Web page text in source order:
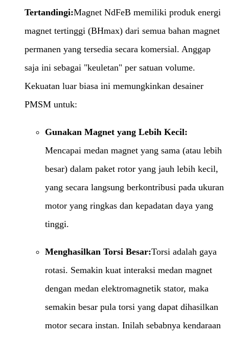
Tertandingi:​Magnet NdFeB memiliki produk energi
magnet tertinggi (BHmax) dari semua bahan magnet
permanen yang tersedia secara komersial. Anggap
saja ini sebagai "keuletan" per satuan volume.
Kekuatan luar biasa ini memungkinkan desainer
PMSM untuk:
Gunakan Magnet yang Lebih Kecil:​
Mencapai medan magnet yang sama (atau lebih
besar) dalam paket rotor yang jauh lebih kecil,
yang secara langsung berkontribusi pada ukuran
motor yang ringkas dan kepadatan daya yang
tinggi.
Menghasilkan Torsi Besar:​Torsi adalah gaya
rotasi. Semakin kuat interaksi medan magnet
dengan medan elektromagnetik stator, maka
semakin besar pula torsi yang dapat dihasilkan
motor secara instan. Inilah sebabnya kendaraan